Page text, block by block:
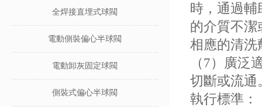
全焊接直埋式球閥
電動側裝偏心半球閥
電動卸灰固定球閥
側裝式偏心半球閥
時，通過輔
的介質不潔
相應的清洗
（7）廣泛
切斷或流通
執行標準：